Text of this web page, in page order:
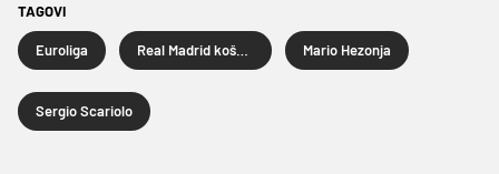
TAGOVI
Euroliga Mario Hezonja
Sergio Scariolo